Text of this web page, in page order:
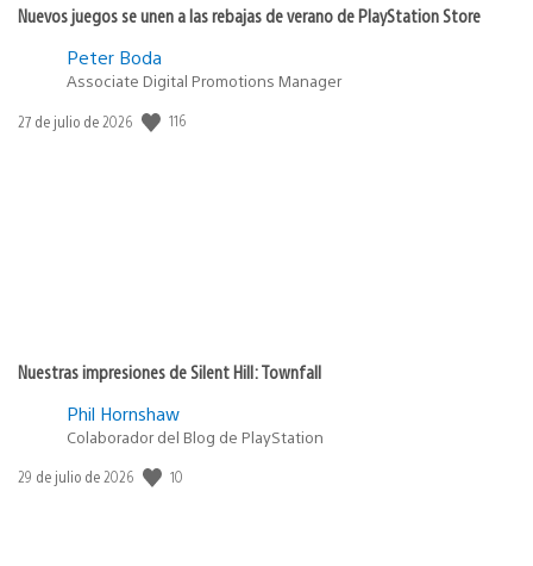
Nuevos juegos se unen a las rebajas de verano de PlayStation Store
Peter Boda
Associate Digital Promotions Manager
Fecha
27 de julio de 2026 116
Nuestras impresiones de Silent Hill: Townfall
Phil Hornshaw
Colaborador del Blog de PlayStation
Fecha
29 de julio de 2026 10